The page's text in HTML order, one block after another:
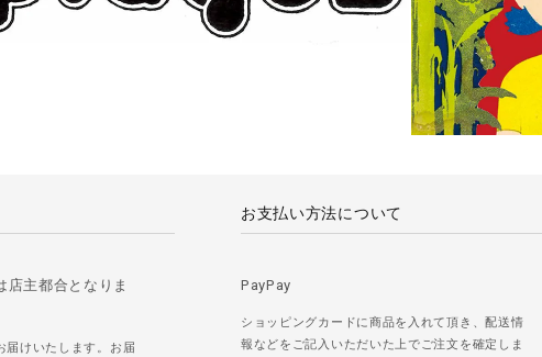
店主都合となりま
届けいたします。お届
お支払い方法について
PayPay
ショッピングカードに商品を入れて頂き、配送情
報などをご記入いただいた上でご注文を確定しま